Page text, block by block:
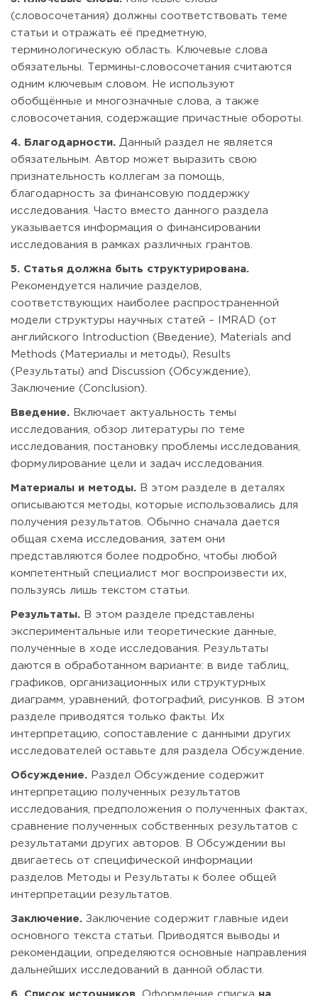
(словосочетания) должны соответствовать теме
статьи и отражать её предметную,
терминологическую область. Ключевые слова
обязательны. Термины-словосочетания считаются
одним ключевым словом. Не используют
обобщённые и многозначные слова, а также
словосочетания, содержащие причастные обороты.
4. Благодарности. Данный раздел не является
обязательным. Автор может выразить свою
признательность коллегам за помощь,
благодарность за финансовую поддержку
исследования. Часто вместо данного раздела
указывается информация о финансировании
исследования в рамках различных грантов.
5. Статья должна быть структурирована.
Рекомендуется наличие разделов,
соответствующих наиболее распространенной
модели структуры научных статей – IMRAD (от
английского Introduction (Введение), Materials and
Methods (Материалы и методы), Results
(Результаты) and Discussion (Обсуждение),
Заключение (Conclusion).
Введение. Включает актуальность темы
исследования, обзор литературы по теме
исследования, постановку проблемы исследования,
формулирование цели и задач исследования.
Материалы и методы. В этом разделе в деталях
описываются методы, которые использовались для
получения результатов. Обычно сначала дается
общая схема исследования, затем они
представляются более подробно, чтобы любой
компетентный специалист мог воспроизвести их,
пользуясь лишь текстом статьи.
Результаты.
В этом разделе представлены
экспериментальные или теоретические данные,
полученные в ходе исследования. Результаты
даются в обработанном варианте: в виде таблиц,
графиков, организационных или структурных
диаграмм, уравнений, фотографий, рисунков. В этом
разделе приводятся только факты. Их
интерпретацию, сопоставление с данными других
исследователей оставьте для раздела Обсуждение.
Обсуждение. Раздел Обсуждение содержит
интерпретацию полученных результатов
исследования, предположения о полученных фактах,
сравнение полученных собственных результатов с
результатами других авторов. В Обсуждении вы
двигаетесь от специфической информации
разделов Методы и Результаты к более общей
интерпретации результатов.
Заключение. Заключение содержит главные идеи
основного текста статьи. Приводятся выводы и
рекомендации, определяются основные направления
дальнейших исследований в данной области.